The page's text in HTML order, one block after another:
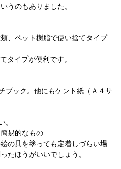
うのもありました。
、ペット樹脂で使い捨てタイプ
タイプが便利です。
ック。他にもケント紙（Ａ４サ
易的なもの
の具を塗っても定着しづらい場
たほうがいいでしょう。